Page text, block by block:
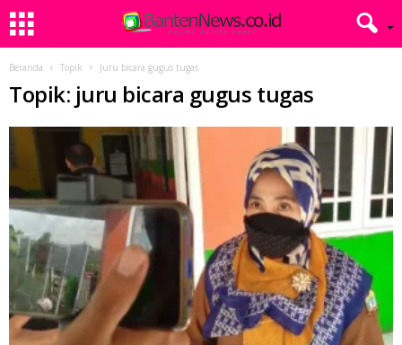
Beranda Topik Juru bicara gugus tugas
Topik: juru bicara gugus tugas